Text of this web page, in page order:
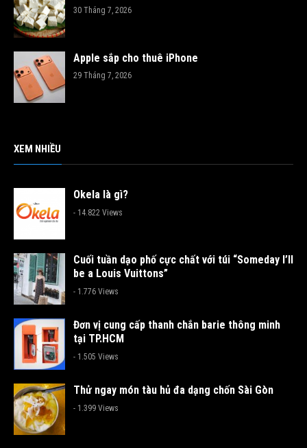
30 Tháng 7, 2026
Apple sắp cho thuê iPhone
29 Tháng 7, 2026
XEM NHIỀU
Okela là gì?
- 14.822 Views
Cuối tuần dạo phố cực chất với túi “Someday I’ll
be a Louis Vuittons”
- 1.776 Views
Đơn vị cung cấp thanh chắn barie thông minh
tại TP.HCM
- 1.505 Views
Thử ngay món tàu hủ đa dạng chốn Sài Gòn
- 1.399 Views